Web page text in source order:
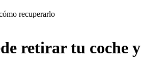
recuperarlo
retirar tu coche